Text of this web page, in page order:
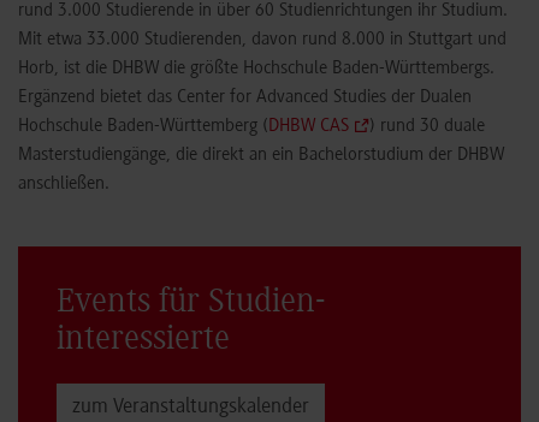
rund 3.000 Studierende in über 60 Studienrichtungen ihr Studium.
Mit etwa 33.000 Studierenden, davon rund 8.000 in Stuttgart und
Horb, ist die DHBW die größte Hochschule Baden-Württembergs.
Ergänzend bietet das Center for Advanced Studies der Dualen
Hochschule Baden-Württemberg (DHBW CAS
) rund 30 duale
Masterstudiengänge, die direkt an ein Bachelorstudium der DHBW
anschließen.
Events für Studien­
interessierte
zum Veranstaltungs­kalender